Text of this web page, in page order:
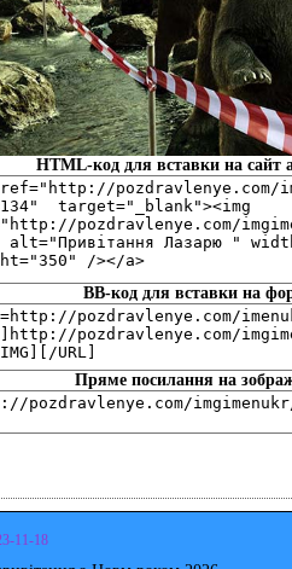
HTML-код для вставки на сайт
BB-код для вставки на
Пряме посилання на
11-18